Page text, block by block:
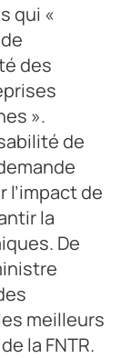
qui «
des
».
de
de
la
De
meilleurs
la FNTR.